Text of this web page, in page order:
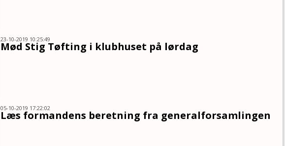
23-10-2019 10:25:49
Mød Stig Tøfting i klubhuset på lørdag
05-10-2019 17:22:02
Læs formandens beretning fra generalforsamlingen